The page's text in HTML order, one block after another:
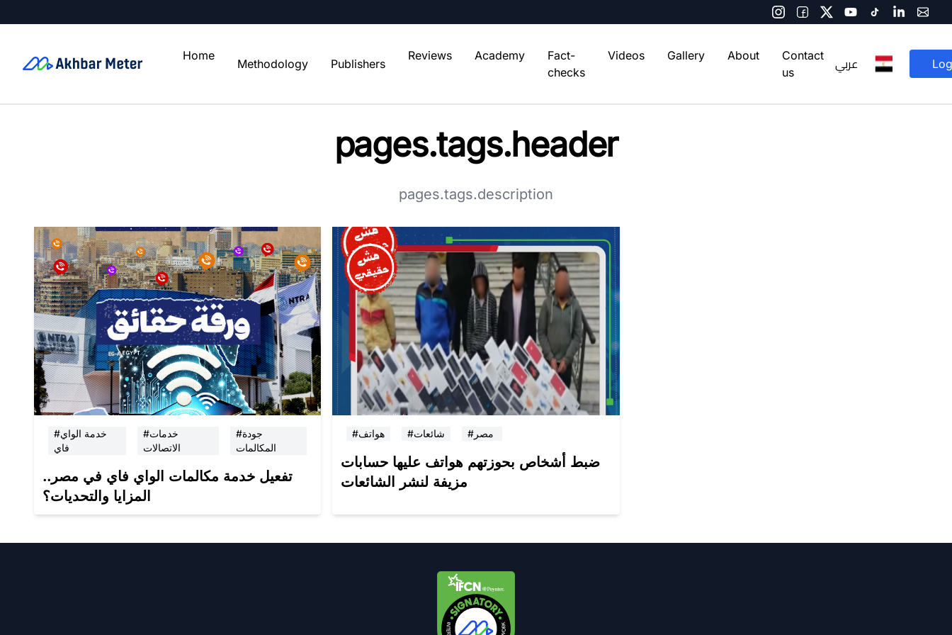
Home
Methodology Publishers
Reviews Academy
Fact-
checks
Videos Gallery About
Contact
us
عربي
pages.tags.header
pages.tags.description
#خدمة الواي
فاي
#خدمات
الاتصالات
#جودة
المكالمات
تفعيل خدمة مكالمات الواي فاي في مصر..
المزايا والتحديات؟
#هواتف #شائعات
ضبط أشخاص بحوزتهم هواتف عليها حسابات
مزيفة لنشر الشائعات